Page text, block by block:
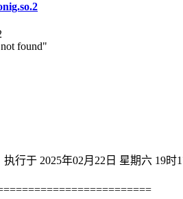
found"
行于 2025年02月22日 星期六 19时